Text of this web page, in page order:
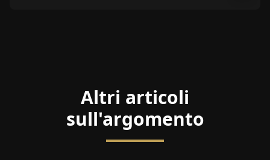
Altri articoli
sull'argomento